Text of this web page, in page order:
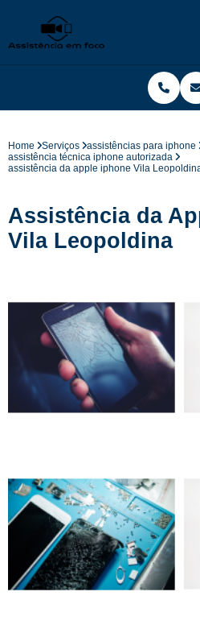
Home Serviços
assistências para iphone
assistência técnica iphone autorizada
assistência da apple iphone Vila
Assistência da
Vila Leopoldina